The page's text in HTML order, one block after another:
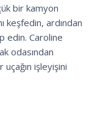
bir kamyon
keşfedin, ardından
edin. Caroline
odasından
uçağın işleyişini